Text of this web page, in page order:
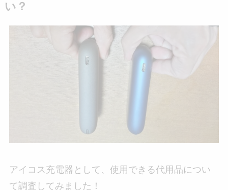
い？
アイコス充電器として、使用できる代用品につい
て調査してみました！